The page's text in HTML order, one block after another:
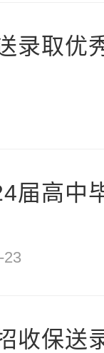
录取优
届高中
23
收保送